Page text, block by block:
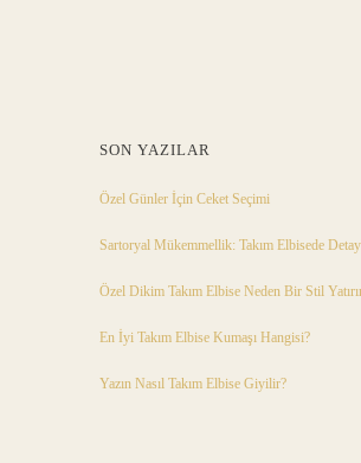
SON YAZILAR
Özel Günler İçin Ceket Seçimi
Sartoryal Mükemmellik: Takım Elbisede
Özel Dikim Takım Elbise Neden Bir Stil
En İyi Takım Elbise Kumaşı Hangisi?
Yazın Nasıl Takım Elbise Giyilir?